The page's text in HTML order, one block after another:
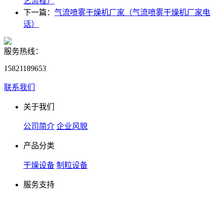
下一篇： 气流喷雾干燥机厂家（气流喷雾干燥机厂家电
话）
服务热线：
15821189653
联系我们
关于我们
公司简介 企业风貌
产品分类
干燥设备 制粒设备
服务支持